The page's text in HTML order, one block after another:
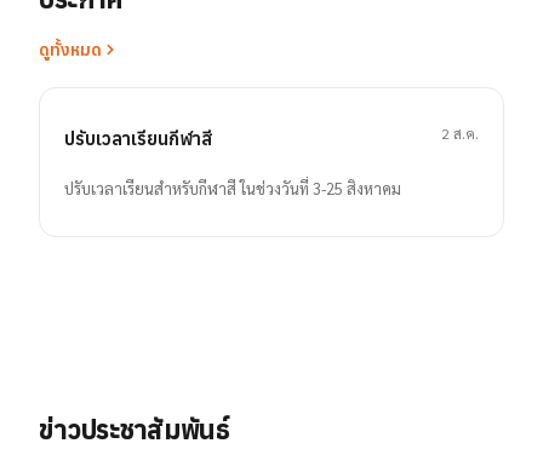
ดูทั้งหมด
ปรับเวลาเรียนกีฬาสี
ปรับเวลาเรียนสำหรับกีฬาสี ในช่วงวันที่ 3-25 สิงหาคม
2 ส.ค.
ข่าวประชาสัมพันธ์